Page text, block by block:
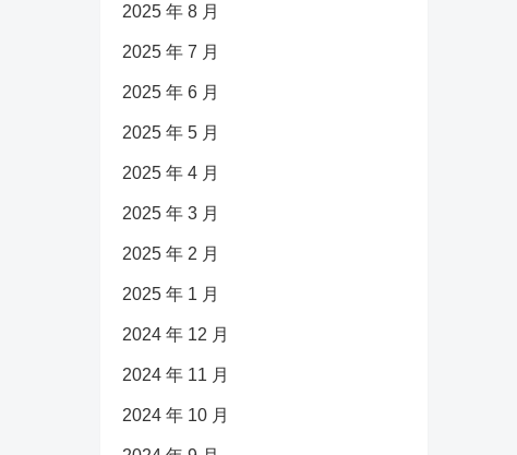
2025 年 8 月
2025 年 7 月
2025 年 6 月
2025 年 5 月
2025 年 4 月
2025 年 3 月
2025 年 2 月
2025 年 1 月
2024 年 12 月
2024 年 11 月
2024 年 10 月